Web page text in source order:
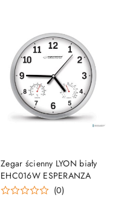
Zegar ścienny LYON biały
EHC016W ESPERANZA
(0)
DO KOSZYKA